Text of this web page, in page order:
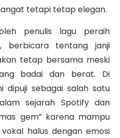
tetapi tetap elegan.
penulis lagu peraih
berbicara tentang janji
tetap bersama meski
badai dan berat. Di
dipuji sebagai salah satu
sejarah Spotify dan
gem” karena mampu
halus dengan emosi